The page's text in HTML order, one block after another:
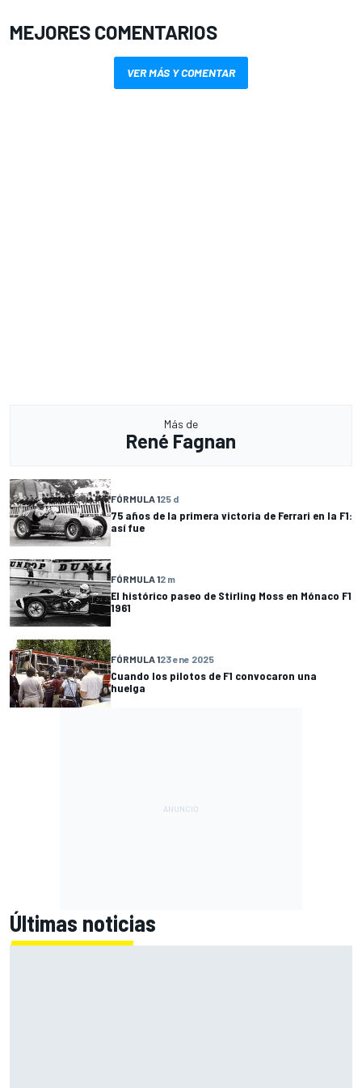
MEJORES COMENTARIOS
VER MÁS Y COMENTAR
Más de
René Fagnan
FÓRMULA 125 d
75 años de la primera victoria de Ferrari en la F1:
así fue
FÓRMULA 12 m
El histórico paseo de Stirling Moss en Mónaco F1
1961
FÓRMULA 123 ene 2025
Cuando los pilotos de F1 convocaron una
huelga
Últimas noticias